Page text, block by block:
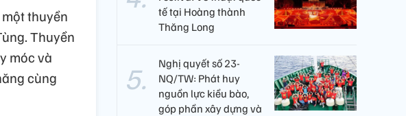
thuyền
Thuyền
móc và
cùng
tế tại Hoàng thành
Thăng Long
Nghị quyết số 23-
NQ/TW: Phát huy
nguồn lực kiều bào,
góp phần xây dựng và